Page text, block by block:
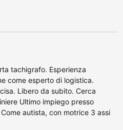
tachigrafo. Esperienza
come esperto di logistica.
Libero da subito. Cerca
Ultimo impiego presso
autista, con motrice 3 assi